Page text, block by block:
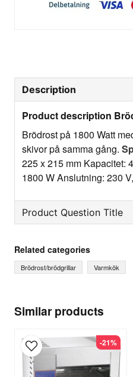
Similar products
-21%
Description
Product description
Brödrost på 1800 Watt
skivor på samma gång.
225 x 215 mm Kapacitet:
1800 W Anslutning: 230
Product Question Title
Ask us something about
Name
email
Email
Related categories
Brödrost/brödgrillar Varmkök